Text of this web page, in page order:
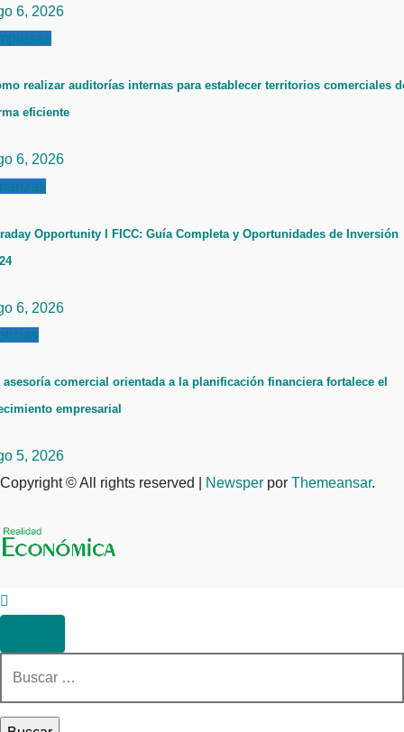
6, 2026
realizar auditorías internas para establecer territorios comerciales
eficiente
6, 2026
Opportunity I FICC: Guía Completa y Oportunidades de Inversión
6, 2026
asesoría comercial orientada a la planificación financiera fortalece el
empresarial
5, 2026
Copyright © All rights reserved
Newsper por Themeansar.